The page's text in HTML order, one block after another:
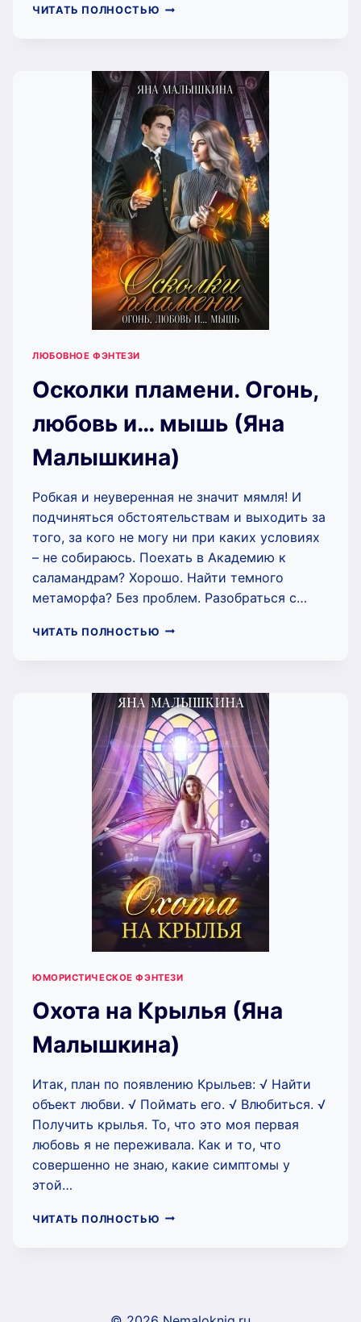
ЧИТАТЬ ПОЛНОСТЬЮ ОХОТА
МАЛЫШКИНА)
ЛЮБОВНОЕ ФЭНТЕЗИ
Осколки пламени. Огонь,
любовь и… мышь (Яна
Малышкина)
Робкая и неуверенная не значит мямля! И
подчиняться обстоятельствам и выходить за
того, за кого не могу ни при каких условиях
– не собираюсь. Поехать в Академию к
саламандрам? Хорошо. Найти темного
метаморфа? Без проблем. Разобраться с…
ЧИТАТЬ ПОЛНОСТЬЮ ОСКОЛКИ
И…
МЫШЬ
(ЯНА
МАЛЫШКИНА)
ЮМОРИСТИЧЕСКОЕ ФЭНТЕЗИ
Охота на Крылья (Яна
Малышкина)
Итак, план по появлению Крыльев: √ Найти
объект любви. √ Поймать его. √ Влюбиться. √
Получить крылья. То, что это моя первая
любовь я не переживала. Как и то, что
совершенно не знаю, какие симптомы у
этой…
ЧИТАТЬ ПОЛНОСТЬЮ ОХОТА